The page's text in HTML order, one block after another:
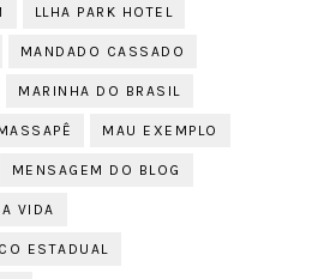
LLHA PARK HOTEL
MANDADO CASSADO
MARINHA DO BRASIL
MAU EXEMPLO
MENSAGEM DO BLOG
VIDA
ESTADUAL